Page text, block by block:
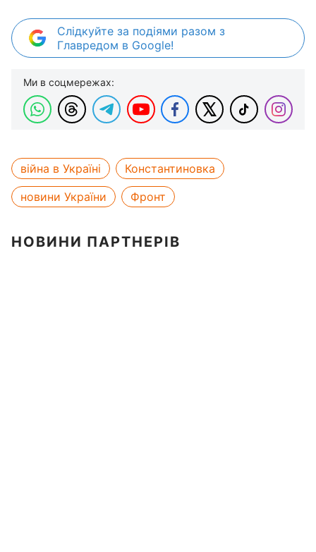
Слідкуйте за подіями разом з
Главредом в Google!
Ми в соцмережах:
війна в Україні
Константиновка
новини України
Фронт
НОВИНИ ПАРТНЕРІВ